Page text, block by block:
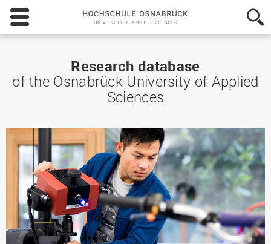
Hochschule
Osnabrück
-
Sciences
Research database
of the Osnabrück University of Applied
Sciences